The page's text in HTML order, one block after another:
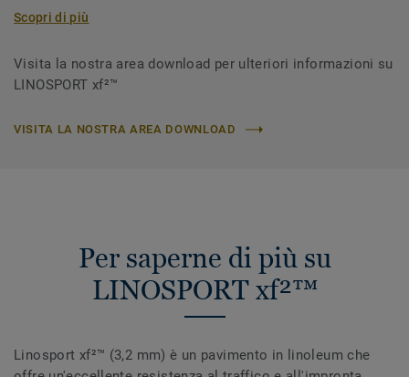
Scopri di più
Visita la nostra area download per ulteriori informazioni su
LINOSPORT xf²™
VISITA LA NOSTRA AREA DOWNLOAD
Per saperne di più su
LINOSPORT xf²™
Linosport xf²™ (3,2 mm) è un pavimento in linoleum che